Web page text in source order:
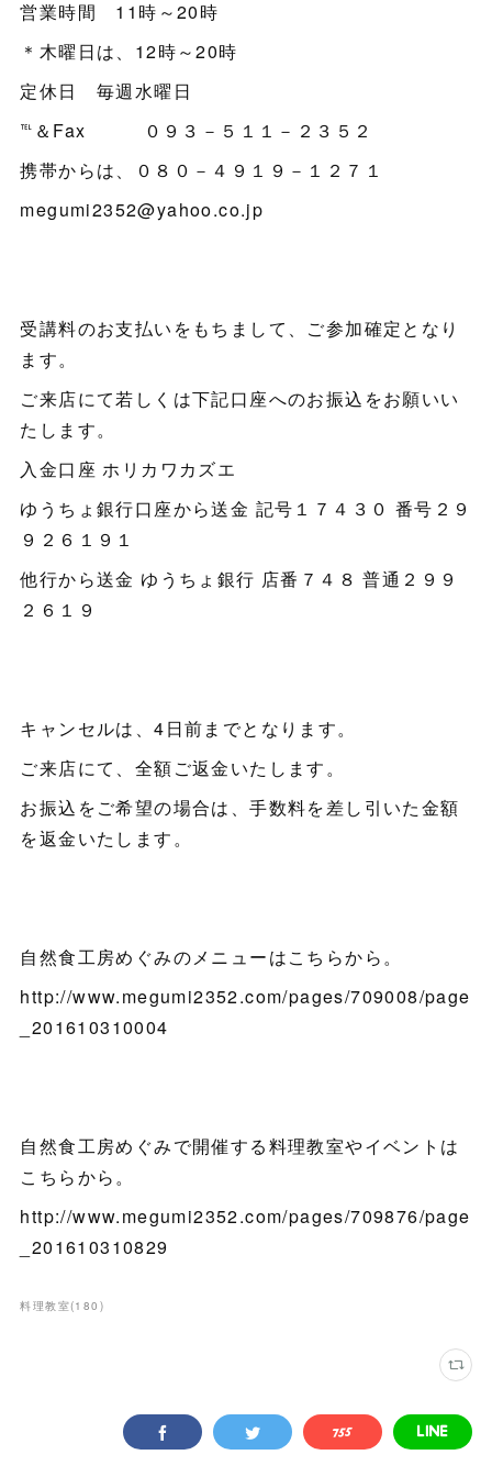
営業時間 11時～20時
＊木曜日は、12時～20時
定休日 毎週水曜日
℡＆Fax ０９３－５１１－２３５２
携帯からは、０８０－４９１９－１２７１
megumi2352@yahoo.co.jp
受講料のお支払いをもちまして、ご参加確定となり
ます。
ご来店にて若しくは下記口座へのお振込をお願いい
たします。
入金口座 ホリカワカズエ
ゆうちょ銀行口座から送金 記号１７４３０ 番号２９
９２６１９１
他行から送金 ゆうちょ銀行 店番７４８ 普通２９９
２６１９
キャンセルは、4日前までとなります。
ご来店にて、全額ご返金いたします。
お振込をご希望の場合は、手数料を差し引いた金額
を返金いたします。
自然食工房めぐみのメニューはこちらから。
http://www.megumi2352.com/pages/709008/page
_201610310004
自然食工房めぐみで開催する料理教室やイベントは
こちらから。
http://www.megumi2352.com/pages/709876/page
_201610310829
料理教室(180 )